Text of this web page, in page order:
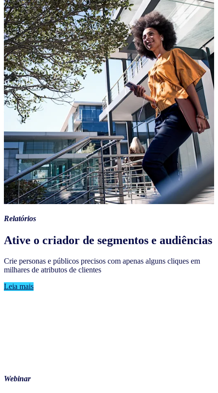
Relatórios
Ative o criador de segmentos e audiências
Crie personas e públicos precisos com apenas alguns cliques em
milhares de atributos de clientes
Leia mais
Webinar